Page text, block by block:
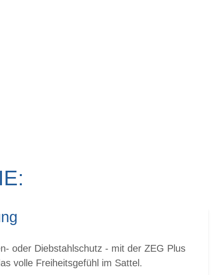
oder Diebstahlschutz - mit der ZEG Plus
volle Freiheitsgefühl im Sattel.